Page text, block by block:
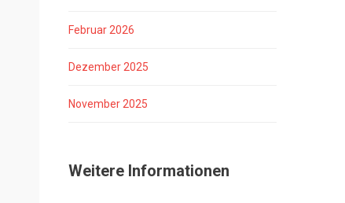
Februar 2026
Dezember 2025
November 2025
Weitere Informationen